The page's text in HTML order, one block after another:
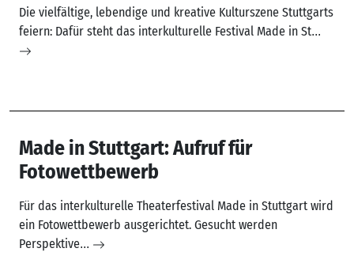
Die vielfältige, lebendige und kreative Kulturszene Stuttgarts
feiern: Dafür steht das interkulturelle Festival Made in St...
Made in Stuttgart: Aufruf für
Fotowettbewerb
Für das interkulturelle Theaterfestival Made in Stuttgart wird
ein Fotowettbewerb ausgerichtet. Gesucht werden
Perspektive...